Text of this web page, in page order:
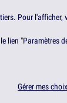
Pour l'afficher,
lien "Paramètres
Gérer mes choix